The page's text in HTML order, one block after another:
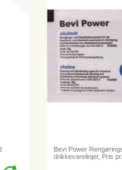
Bevi Power
drikkevarelinjer, Pris